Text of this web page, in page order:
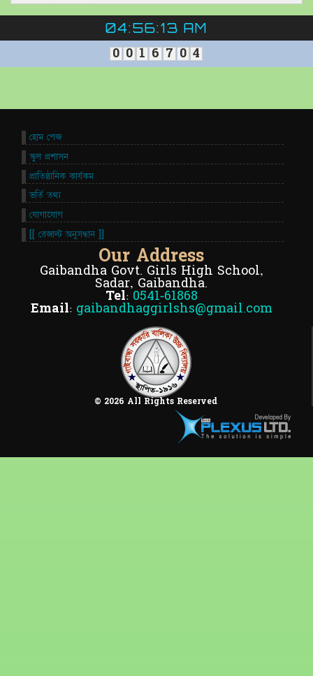
04:56:14 AM
0 0 1 6 7 0 4
© 2026 All Rights Reserved
Our Address
Gaibandha Govt. Girls High School,
Sadar, Gaibandha.
Tel: 0541-61868
Email: gaibandhaggirlshs@gmail.com
হোম পেজ
স্কুল প্রশাসন
প্রাতিষ্ঠানিক কার্যকম
ভর্তি তথ্য
যোগাযোগ
[[ রেজাল্ট অনুসন্ধান ]]